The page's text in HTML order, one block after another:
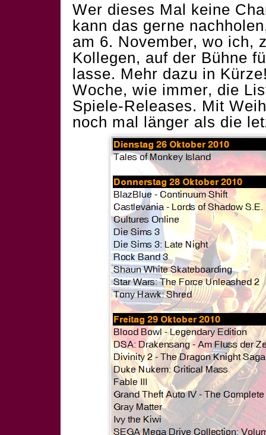
Wer dieses Mal keine
kann das gerne
am 6. November, wo ich,
Kollegen, auf der Bühne
lasse. Mehr dazu in
Woche, wie immer, die
Spiele-Releases. Mit
noch mal länger als die